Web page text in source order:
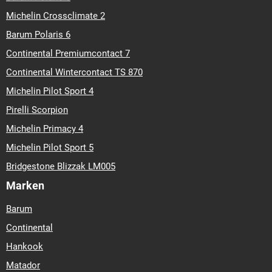
Michelin Crossclimate 2
Barum Polaris 6
Continental Premiumcontact 7
Continental Wintercontact TS 870
Michelin Pilot Sport 4
Pirelli Scorpion
Michelin Primacy 4
Michelin Pilot Sport 5
Bridgestone Blizzak LM005
Marken
Barum
Continental
Hankook
Matador